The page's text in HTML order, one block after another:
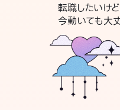
転職したいけど
今動いても大